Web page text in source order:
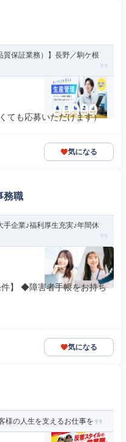
質保証業務）】長野／駒ケ根
ても応募いただけます）
気になる
務職
手企業♪福利厚生充実♪年間休
】 ◆障害者手帳をお持ち
気になる
様の人生を支えるお仕事を